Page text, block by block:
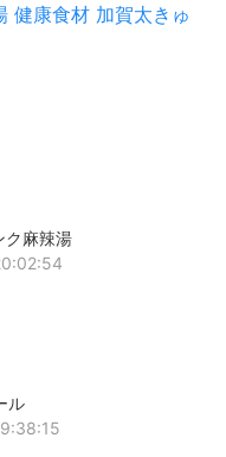
健康食材 加賀太きゅ
ク麻辣湯
ル